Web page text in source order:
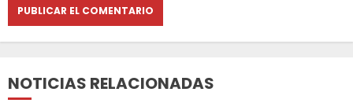
NOTICIAS RELACIONADAS